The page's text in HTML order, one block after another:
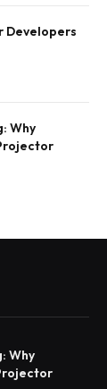
Developers
Why
Why